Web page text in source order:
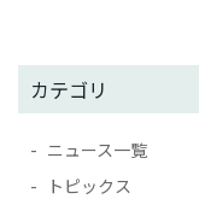
カテゴリ
ニュース一覧
トピックス